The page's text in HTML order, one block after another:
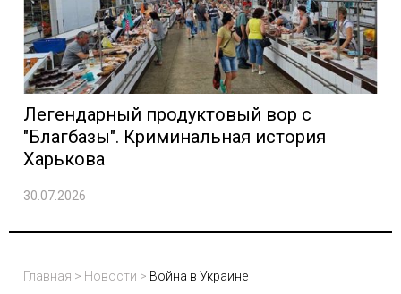
Легендарный продуктовый вор с
"Благбазы". Криминальная история
Харькова
30.07.2026
Главная > Новости > Война в Украине